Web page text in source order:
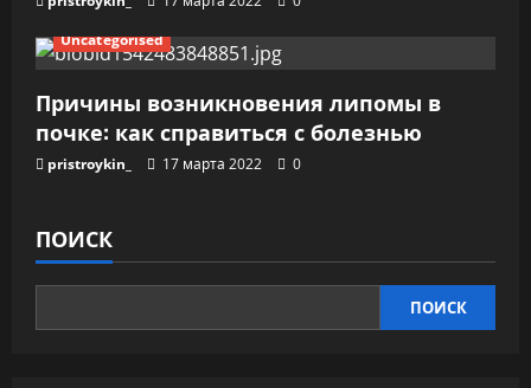
Uncategorised
Причины возникновения липомы в
почке: как справиться с болезнью
pristroykin_ 17 марта 2022 0
ПОИСК
ПОИСК